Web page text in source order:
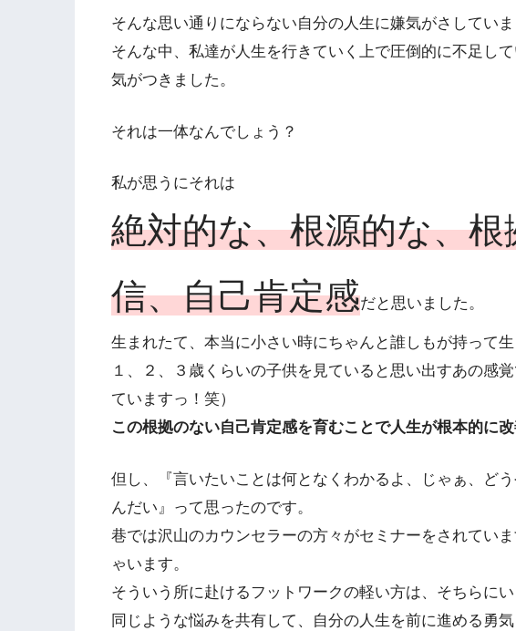
そんな思い通りにならない自分の人生に嫌気がさしていま
そんな中、私達が人生を行きていく上で圧倒的に不足し
気がつきました。
それは一体なんでしょう？
私が思うにそれは
絶対的な、根源的な、
信、自己肯定感だと思いました。
生まれたて、本当に小さい時にちゃんと誰しもが持って
１、２、３歳くらいの子供を見ていると思い出すあの感
ていますっ！笑）
この根拠のない自己肯定感を育むことで人生が根本的に
但し、『言いたいことは何となくわかるよ、じゃぁ、ど
んだい』って思ったのです。
巷では沢山のカウンセラーの方々がセミナーをされてい
ゃいます。
そういう所に赴けるフットワークの軽い方は、そちらにい
同じような悩みを共有して、自分の人生を前に進める勇